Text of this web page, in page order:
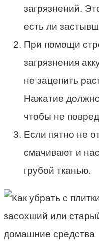
загрязнений.
есть ли
При помощи
загрязнения
не зацепить
Нажатие
чтобы не
Если пятно не
смачивают и
грубой тканью.